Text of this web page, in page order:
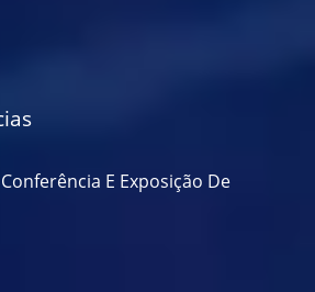
E Exposição De